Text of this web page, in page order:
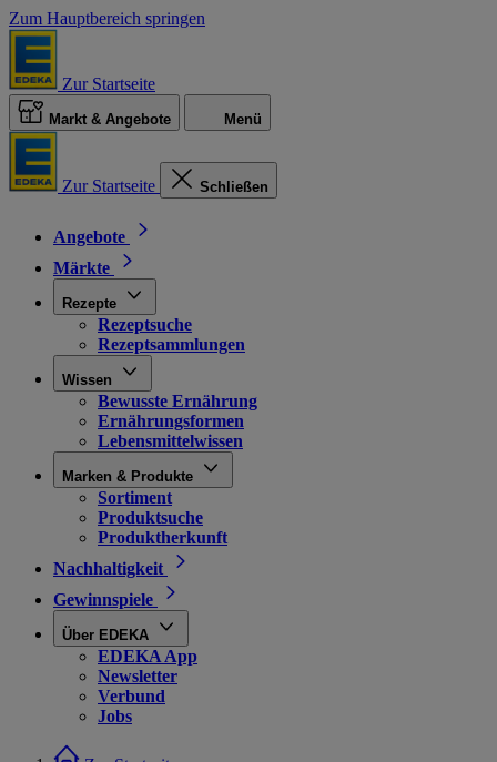
Zum Hauptbereich springen
Zur Startseite
Markt & Angebote Menü
Zur Startseite Schließen
Angebote
Märkte
Rezepte
Rezeptsuche
Rezeptsammlungen
Wissen
Bewusste Ernährung
Ernährungsformen
Lebensmittelwissen
Marken & Produkte
Sortiment
Produktsuche
Produktherkunft
Nachhaltigkeit
Gewinnspiele
Über EDEKA
EDEKA App
Newsletter
Verbund
Jobs